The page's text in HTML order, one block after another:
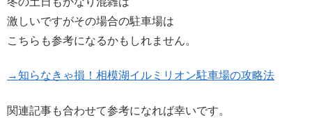
激しいですがその場合の駐車場は
こちらも参考になるかもしれません。
→知らなきゃ損！相模湖イルミリオン駐車場の攻略法
関連記事も合わせて参考になれば幸いです。